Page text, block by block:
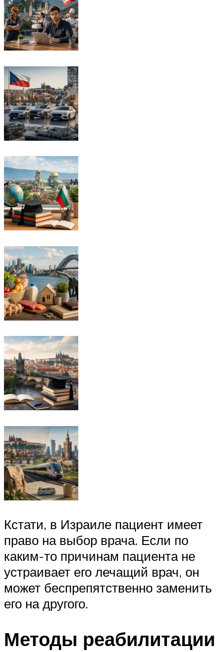
Кстати, в Израиле пациент имеет
право на выбор врача. Если по
каким-то причинам пациента не
устраивает его лечащий врач, он
может беспрепятственно заменить
его на другого.
Методы реабилитации